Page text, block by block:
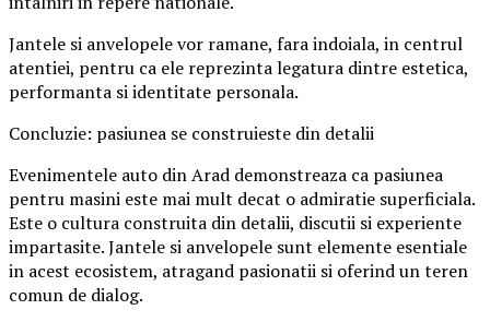
Jantele si anvelopele vor ramane, fara indoiala, in centrul
atentiei, pentru ca ele reprezinta legatura dintre estetica,
performanta si identitate personala.
Concluzie: pasiunea se construieste din detalii
Evenimentele auto din Arad demonstreaza ca pasiunea
pentru masini este mai mult decat o admiratie superficiala.
Este o cultura construita din detalii, discutii si experiente
impartasite. Jantele si anvelopele sunt elemente esentiale
in acest ecosistem, atragand pasionatii si oferind un teren
comun de dialog.